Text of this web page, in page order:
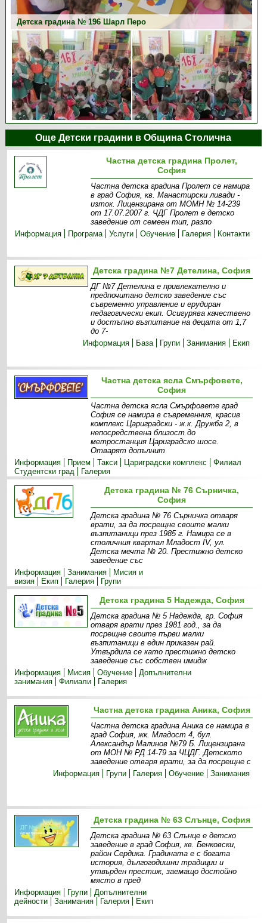
Детска градина № 196 Шарл Перо
Детска градина № 196 Шарл Перо
Още Детски градини в Община Столична
Частна детска градина Пролет,
София
Частна детска градина Пролет се намира
в град София, кв. Манастирски ливади -
изток. Лицензирана от МОМН № 14-239
от 17.07.2007 г. ЧДГ Пролет е детско
заведение от семеен тип, разпо
Информация
Програма Услуги Обучение Галерия Контакти
Детска градина №7 Детелина, София
ДГ №7 Детелина е привлекателно и
предпочитано детско заведение със
съвременно управление и ерудиран
педагогически екип. Осигурява качествено
и достъпно възпитание на децата от 1,7
до 7-
Информация
База Групи Занимания Екип
Частна детска ясла Смърфовете,
София
Частна детска ясла Смърфовете град
София се намира в съвременния, красив
комплекс Цариградски - ж.к. Дружба 2, в
непосредствена близост до
метростанция Цариградско шосе.
Отварят допълнит
Информация
Прием Такси Цариградски комплекс
Филиал
Студентски град
Галерия
Детска градина № 76 Сърничка,
София
Детска градина № 76 Сърничка отваря
врати, за да посрещне своите малки
възпитаници през 1985 г. Намира се в
столичния квартал Младост IV, ул.
Детска мечта № 20. Престижно детско
заведение със
Информация
Занимания
Мисия и
визия
Екип Галерия Групи
Детска градина 5 Надежда, София
Детска градина № 5 Надежда, гр. София
отваря врати през 1981 год., за да
посрещне своите първи малки
възпитаници в един приказен рай.
Утвърдила се като престижно детско
заведение със собствен имидж
Информация
Мисия Обучение
Допълнителни
занимания
Филиали Галерия
Частна детска градина Аника, София
Частна детска градина Аника се намира в
град София, жк. Младост 4, бул.
Александър Малинов №79 Б. Лицензирана
от МОН № РД 14-79 за ЧЦДГ. Детското
заведение отваря врати, за да посрещне с
Информация
Групи Галерия Обучение Занимания
Детска градина № 63 Слънце, София
Детска градина № 63 Слънце е детско
заведение в град София, кв. Бенковски,
район Сердика. Градината е с богата
история, дългогодишни традиции и
утвърден престиж, заемащо достойно
място в пред
Информация
Групи
Допълнителни
дейности
Занимания Галерия Екип